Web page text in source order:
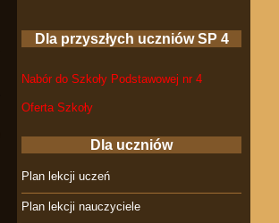
Dla przyszłych uczniów SP 4
Nabór do Szkoły Podstawowej nr 4
Oferta Szkoły
Dla uczniów
Plan lekcji uczeń
Plan lekcji nauczyciele